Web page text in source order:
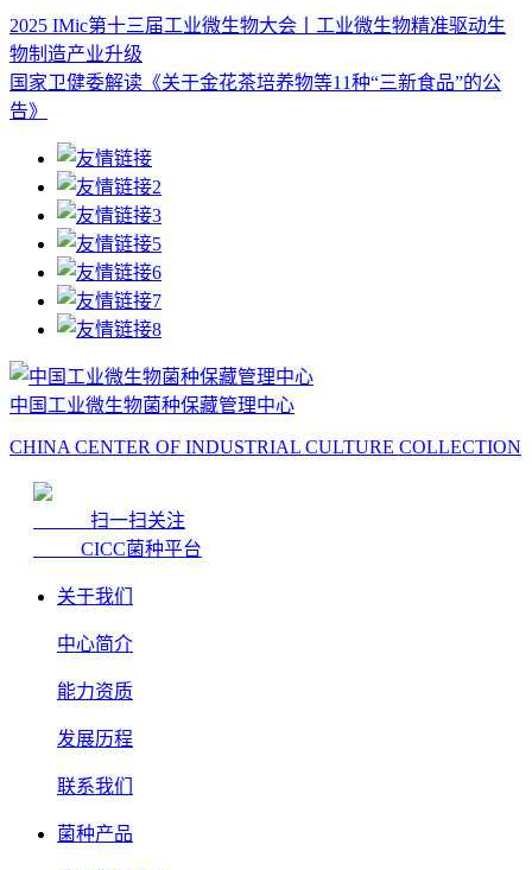
2025 IMic第十三届工业微生物大会丨工业微生物精准驱动生
物制造产业升级
国家卫健委解读《关于金花茶培养物等11种“三新食品”的公
告》
中国工业微生物菌种保藏管理中心
CHINA CENTER OF INDUSTRIAL CULTURE COLLECTION
扫一扫关注
CICC菌种平台
关于我们
中心简介
能力资质
发展历程
联系我们
菌种产品